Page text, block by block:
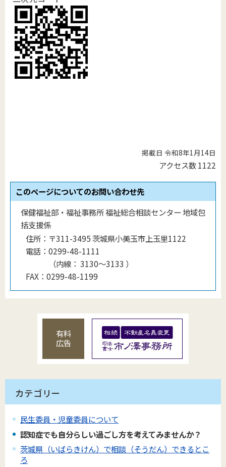
掲載日 令和8年1月14日
アクセス数1122
このページについてのお問い合わせ先
保健福祉部・福祉事務所 福祉総合相談センター 地域包
括支援係
住所： 〒311-3495 茨城県小美玉市上玉里1122
電話： 0299-48-1111
（内線 ： 3130〜3133 ）
FAX： 0299-48-1199
有料
広告
カテゴリー
民生委員・児童委員について
認知症でも自分らしい過ごし方を考えてみませんか？
茨城県（いばらきけん）で相談（そうだん）できるとこ
ろ